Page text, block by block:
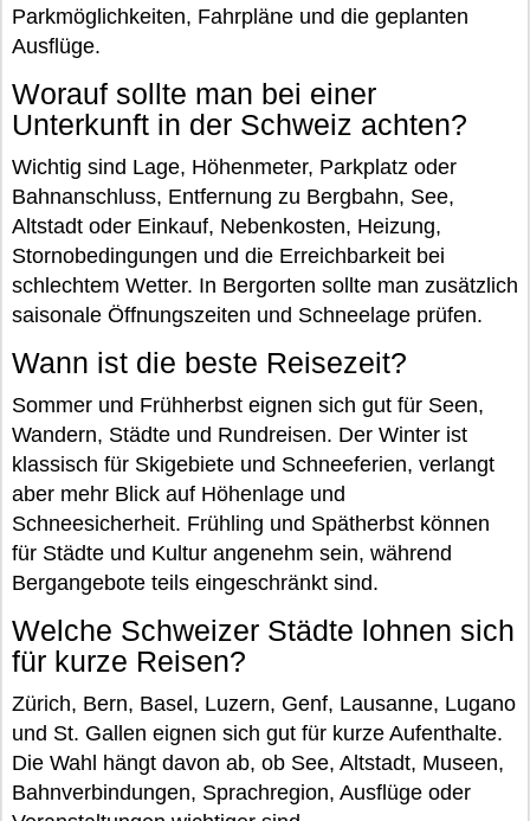
Parkmöglichkeiten, Fahrpläne und die geplanten
Ausflüge.
Worauf sollte man bei einer
Unterkunft in der Schweiz achten?
Wichtig sind Lage, Höhenmeter, Parkplatz oder
Bahnanschluss, Entfernung zu Bergbahn, See,
Altstadt oder Einkauf, Nebenkosten, Heizung,
Stornobedingungen und die Erreichbarkeit bei
schlechtem Wetter. In Bergorten sollte man zusätzlich
saisonale Öffnungszeiten und Schneelage prüfen.
Wann ist die beste Reisezeit?
Sommer und Frühherbst eignen sich gut für Seen,
Wandern, Städte und Rundreisen. Der Winter ist
klassisch für Skigebiete und Schneeferien, verlangt
aber mehr Blick auf Höhenlage und
Schneesicherheit. Frühling und Spätherbst können
für Städte und Kultur angenehm sein, während
Bergangebote teils eingeschränkt sind.
Welche Schweizer Städte lohnen sich
für kurze Reisen?
Zürich, Bern, Basel, Luzern, Genf, Lausanne, Lugano
und St. Gallen eignen sich gut für kurze Aufenthalte.
Die Wahl hängt davon ab, ob See, Altstadt, Museen,
Bahnverbindungen, Sprachregion, Ausflüge oder